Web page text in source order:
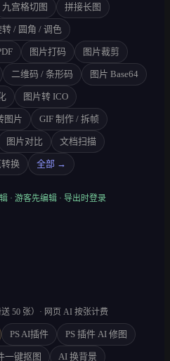
九宫格切图 拼接长图
转 / 圆角 / 调色
图片打码 图片裁剪
二维码 / 条形码 图片 Base64
图片转 ICO
图片 GIF 制作 / 拆帧
图片对比 文档扫描
转换 全部 →
· 游客先编辑 · 导出时登录
50 张）· 网页 AI 按张计费
PS AI插件 PS 插件 AI 修图
一键抠图 AI 换背景